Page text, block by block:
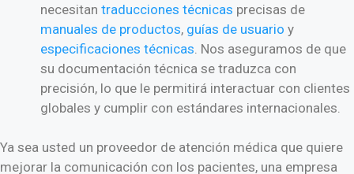
necesitan traducciones técnicas precisas de
manuales de productos, guías de usuario y
especificaciones técnicas . Nos aseguramos de que
su documentación técnica se traduzca con
precisión, lo que le permitirá interactuar con clientes
globales y cumplir con estándares internacionales.
Ya sea usted un proveedor de atención médica que quiere
mejorar la comunicación con los pacientes, una empresa